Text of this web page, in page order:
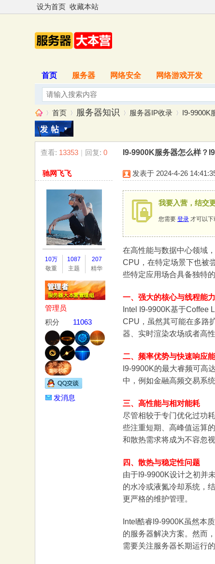
设为首页 收藏本站
首页 服务器 网络安全 网络游戏开发
服»
首页
›
服务器知识 服务器IP收录
›
I9-9900K
查看: 13353 | 回复: 0 I9-9900K服务器怎么样？
驰网飞飞
10万
敬重
1087
主题
207
精华
管理员
积分
11063
发消息
发表于 2024-4-26
我要入营，结交
您需要 登录 才可以下
在高性能与数据中心领域
CPU，在特定场景下也被
些特定应用场合具备独特的
一、强大的核心与线程能力
Intel I9-9900K基于Coffee
CPU，虽然其可能在多路
器、实时渲染农场或者高
二、频率优势与快速响应
I9-9900K的最大睿频可高
中，例如金融高频交易系
三、高性能与相对能耗
尽管相较于专门优化过功
些注重短期、高峰值运算
和散热需求将成为不容忽视
四、散热与稳定性问题
由于I9-9900K设计之初并
的水冷或液氮冷却系统，
更严格的维护管理。
Intel酷睿I9-9900K虽然本
的服务器解决方案。然而
需要关注服务器长期运行